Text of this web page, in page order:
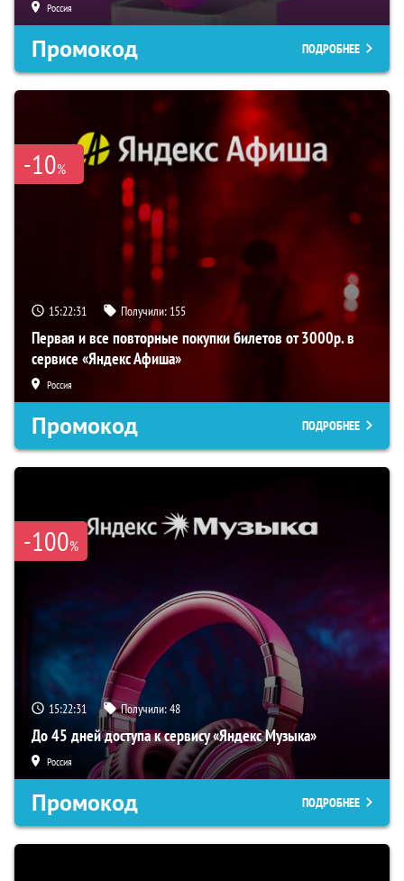
Россия
Промокод ПОДРОБНЕЕ
-10%
15:22:30 Получили: 155
Первая и все повторные покупки билетов от 3000р. в
сервисе «Яндекс Афиша»
Россия
Промокод ПОДРОБНЕЕ
-100%
15:22:30 Получили:48
До 45 дней доступа к сервису «Яндекс Музыка»
Россия
Промокод ПОДРОБНЕЕ